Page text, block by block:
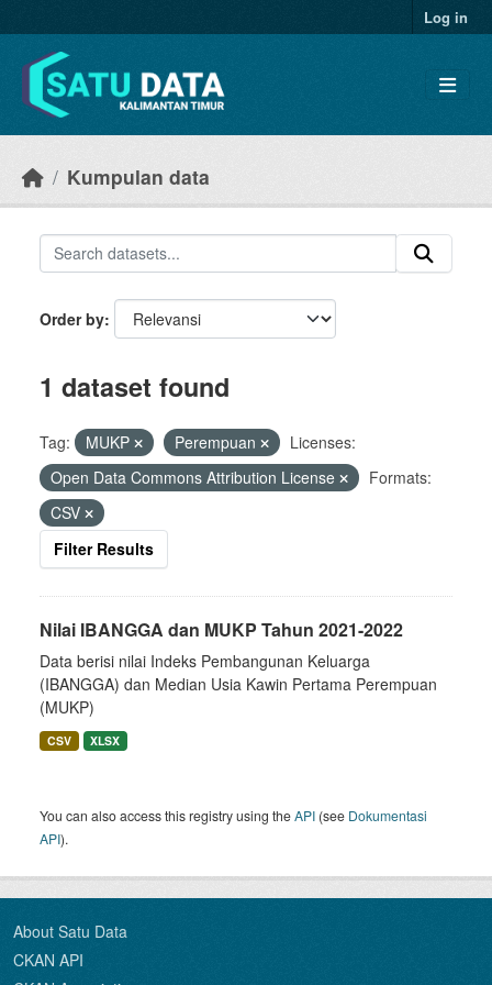
Log in
Kumpulan data
Order by
1 dataset found
Tag: MUKP Perempuan
Licenses:
Open Data Commons Attribution License
Formats:
CSV
Filter Results
Nilai IBANGGA dan MUKP Tahun 2021-2022
Data berisi nilai Indeks Pembangunan Keluarga
(IBANGGA) dan Median Usia Kawin Pertama Perempuan
(MUKP)
CSV XLSX
You can also access this registry using theAPI (see Dokumentasi
API).
About Satu Data
CKAN API